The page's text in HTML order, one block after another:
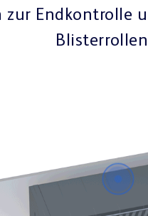
zur Endkontrolle